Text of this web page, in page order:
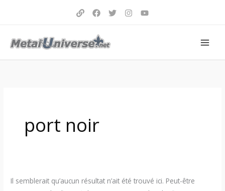
port noir
Il semblerait qu’aucun résultat n’ait été trouvé ici. Peut-être